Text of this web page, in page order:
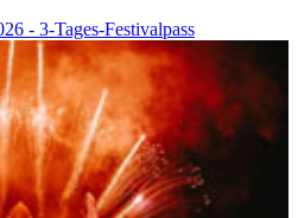
- 3-Tages-Festivalpass